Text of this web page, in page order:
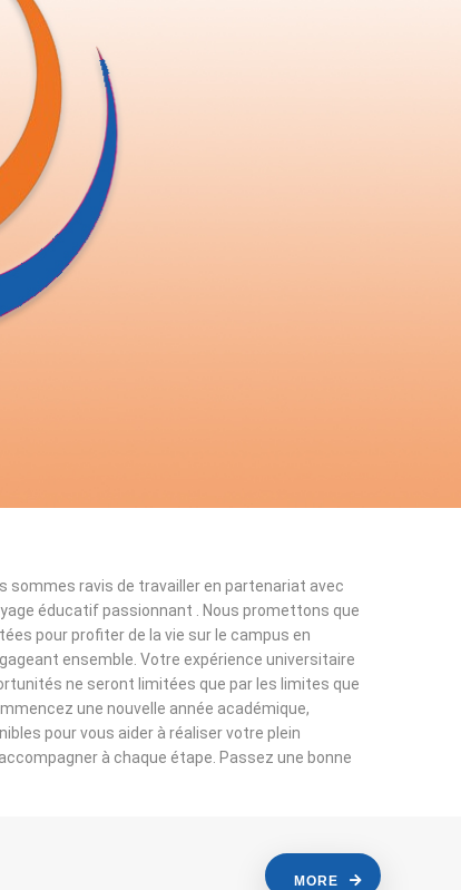
sommes ravis de travailler en partenariat avec
éducatif passionnant . Nous promettons que
pour profiter de la vie sur le campus en
ensemble. Votre expérience universitaire
ne seront limitées que par les limites que
une nouvelle année académique,
pour vous aider à réaliser votre plein
à chaque étape. Passez une bonne
MORE